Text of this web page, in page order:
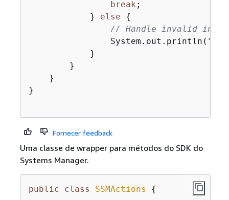
break ;
            }
else
{
// Handle invalid
                System.out.println(
            }
        }
    }
}
Fornecer feedback
Uma classe de wrapper para métodos do SDK do
Systems Manager.
public class SSMActions {